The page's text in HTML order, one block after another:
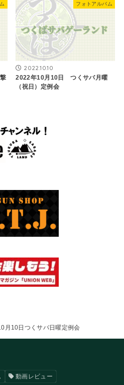
フォトアルバム
2022.10.10
2022年10月10日 つくサバ月曜
（祝日）定例会
月10日つくサバ日曜定例会
動画レビュー